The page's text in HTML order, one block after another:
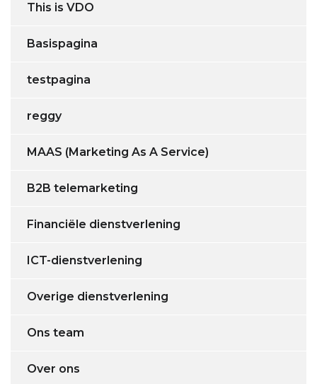
This is VDO
Basispagina
testpagina
reggy
MAAS (Marketing As A Service)
B2B telemarketing
Financiële dienstverlening
ICT-dienstverlening
Overige dienstverlening
Ons team
Over ons